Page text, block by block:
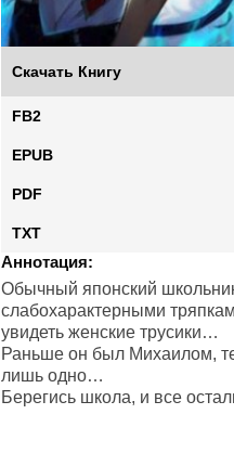
Скачать Книгу
FB2
EPUB
PDF
TXT
Аннотация:
Обычный японский
слабохарактерными
увидеть женские трусики…
Раньше он был Михаилом,
лишь одно…
Берегись школа, и все